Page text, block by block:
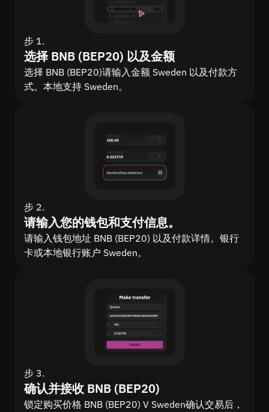
步 1.
选择 BNB (BEP20) 以及金额
选择 BNB (BEP20)请输入金额 Sweden 以及付款方
式。本地支持 Sweden。
步 2.
请输入您的钱包和支付信息。
请输入钱包地址 BNB (BEP20) 以及付款详情。银行
卡或本地银行账户 Sweden。
步 3.
确认并接收 BNB (BEP20)
锁定购买价格 BNB (BEP20) V Sweden确认交易后，